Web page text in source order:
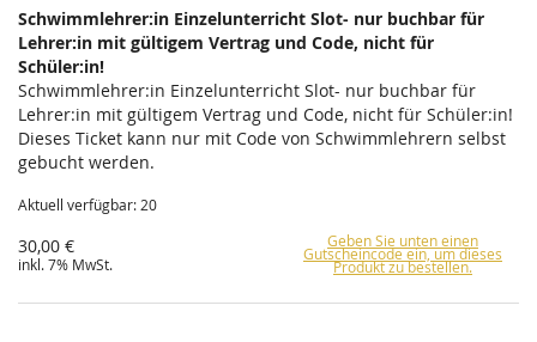
Schwimmlehrer:in Einzelunterricht Slot- nur buchbar für
Lehrer:in mit gültigem Vertrag und Code, nicht für
Schüler:in!
Schwimmlehrer:in Einzelunterricht Slot- nur buchbar für
Lehrer:in mit gültigem Vertrag und Code, nicht für Schüler:in!
Dieses Ticket kann nur mit Code von Schwimmlehrern selbst
gebucht werden.
Aktuell verfügbar: 20
30,00 €
inkl. 7% MwSt.
Geben Sie unten einen
Gutscheincode ein, um dieses
Produkt zu bestellen.